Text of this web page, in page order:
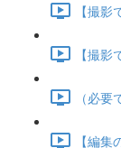
【撮
【撮
（必
【編